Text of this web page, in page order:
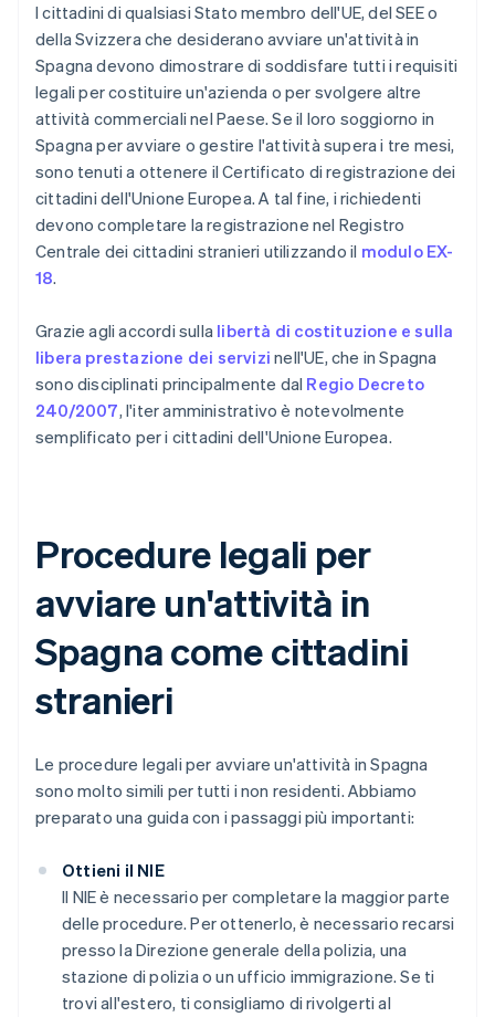
I cittadini di qualsiasi Stato membro dell'UE, del SEE o
della Svizzera che desiderano avviare un'attività in
Spagna devono dimostrare di soddisfare tutti i requisiti
legali per costituire un'azienda o per svolgere altre
attività commerciali nel Paese. Se il loro soggiorno in
Spagna per avviare o gestire l'attività supera i tre mesi,
sono tenuti a ottenere il Certificato di registrazione dei
cittadini dell'Unione Europea. A tal fine, i richiedenti
devono completare la registrazione nel Registro
Centrale dei cittadini stranieri utilizzando il modulo EX-
18.
Grazie agli accordi sulla libertà di costituzione e sulla
libera prestazione dei servizi nell'UE, che in Spagna
sono disciplinati principalmente dal Regio Decreto
240/2007, l'iter amministrativo è notevolmente
semplificato per i cittadini dell'Unione Europea.
Procedure legali per
avviare un'attività in
Spagna come cittadini
stranieri
Le procedure legali per avviare un'attività in Spagna
sono molto simili per tutti i non residenti. Abbiamo
preparato una guida con i passaggi più importanti:
Ottieni il NIE
Il NIE è necessario per completare la maggior parte
delle procedure. Per ottenerlo, è necessario recarsi
presso la Direzione generale della polizia, una
stazione di polizia o un ufficio immigrazione. Se ti
trovi all'estero, ti consigliamo di rivolgerti al